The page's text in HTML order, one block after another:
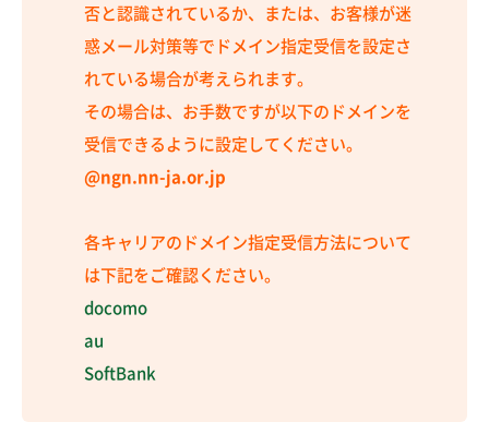
否と認識されているか、または、お客様が迷
惑メール対策等でドメイン指定受信を設定さ
れている場合が考えられます。
その場合は、お手数ですが以下のドメインを
受信できるように設定してください。
@ngn.nn-ja.or.jp
各キャリアのドメイン指定受信方法について
は下記をご確認ください。
docomo
au
SoftBank